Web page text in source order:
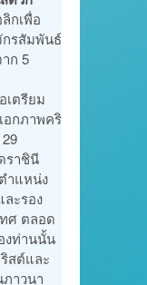
กเพื่อ
รสัมพันธ์
ก 5
เตรียม
อกภาพคริ
ราชินี
ำแหน่ง
ะรอง
ศ ตลอด
งท่านนั้น
สต์และ
าวนา